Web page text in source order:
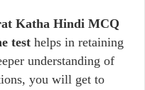
Katha Hindi MCQ
test helps in retaining
understanding of
you will get to